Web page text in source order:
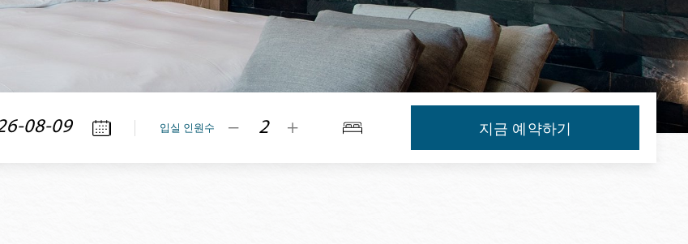
입실 인원수 지금 예약하기